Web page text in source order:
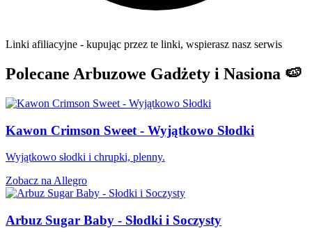
Linki afiliacyjne - kupując przez te linki, wspierasz nasz serwis
Polecane Arbuzowe Gadżety i Nasiona 🍉
Kawon Crimson Sweet - Wyjątkowo Słodki
Wyjątkowo słodki i chrupki, plenny.
Zobacz na Allegro
Arbuz Sugar Baby - Słodki i Soczysty